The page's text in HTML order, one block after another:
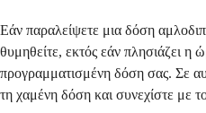
Εάν παραλείψετε μια δόση
θυμηθείτε, εκτός εάν πλησιάζει η
προγραμματισμένη δόση σας. Σε
τη χαμένη δόση και συνεχίστε με